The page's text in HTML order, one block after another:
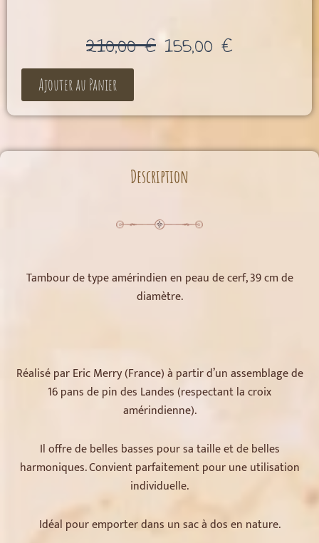
210,00€ Le
prix
210,00 €.
155,00 €
155,00 €.
Ajouter au Panier
Description
Tambour de type amérindien en peau de cerf, 39 cm de
diamètre.
Réalisé par Eric Merry (France) à partir d’un assemblage de
16 pans de pin des Landes (respectant la croix
amérindienne).
Il offre de belles basses pour sa taille et de belles
harmoniques. Convient parfaitement pour une utilisation
individuelle.
Idéal pour emporter dans un sac à dos en nature.